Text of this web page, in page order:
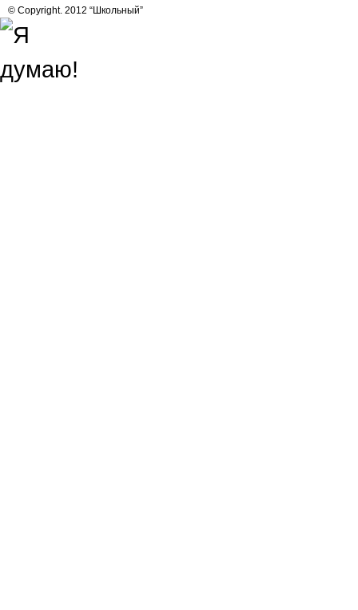
© Copyright. 2012 “Школьный”